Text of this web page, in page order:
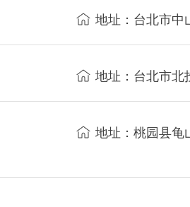
地址：台北市中
地址：台北市北
地址：桃园县龟